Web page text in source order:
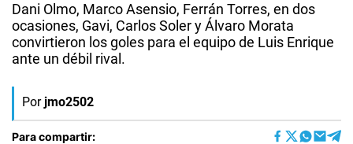
Dani Olmo, Marco Asensio, Ferrán Torres, en dos
ocasiones, Gavi, Carlos Soler y Álvaro Morata
convirtieron los goles para el equipo de Luis Enrique
ante un débil rival.
Por jmo2502
Para compartir: